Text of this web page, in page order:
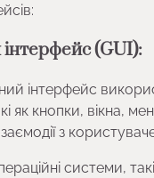
(GUI):
інтерфейс
як кнопки, вікна,
з
системи,